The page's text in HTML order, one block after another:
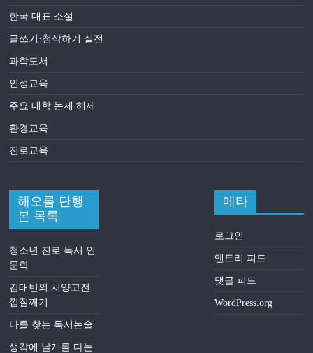
한국 대표 소설
글쓰기·첨삭하기 실전
과학도서
인성교육
주요 대학 논제 해제
환경교육
진로교육
해오름 단행
본 목록
청소년 진로 독서 인
문학
김태빈의 서양고전
껍질깨기
나를 찾는 독서논술
생각에 날개를 다는
메타
로그인
엔트리 피드
댓글 피드
WordPress.org